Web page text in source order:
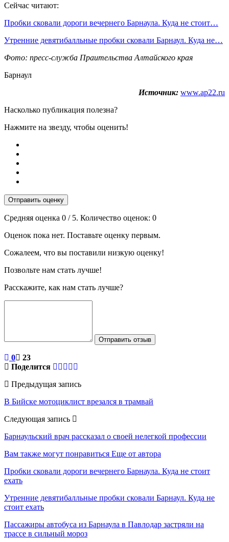
Сейчас читают:
Пробки сковали дороги вечернего Барнаула. Куда не стоит…
Утренние девятибалльные пробки сковали Барнаул. Куда не…
Фото: пресс-служба Праительства Алтайского края
Барнаул
Источник: www.ap22.ru
Насколько публикация полезна?
Нажмите на звезду, чтобы оценить!
Отправить оценку
Средняя оценка 0 / 5. Количество оценок: 0
Оценок пока нет. Поставьте оценку первым.
Сожалеем, что вы поставили низкую оценку!
Позвольте нам стать лучше!
Расскажите, как нам стать лучше?
Отправить отзыв
0
23
Поделится
Предыдущая запись
В Бийске мотоциклист врезался в трамвай
Следующая запись
Барнаульский врач рассказал о своей нелегкой профессии
Вам также могут понравиться Еще от автора
Пробки сковали дороги вечернего Барнаула. Куда не стоит
ехать
Утренние девятибалльные пробки сковали Барнаул. Куда не
стоит ехать
Пассажиры автобуса из Барнаула в Павлодар застряли на
трассе в сильный мороз